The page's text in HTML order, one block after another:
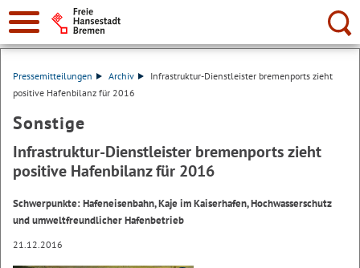
Suche:
Pressemitteilungen Archiv
Infrastruktur-Dienstleister bremenports zieht
positive Hafenbilanz für 2016
Sonstige
Infrastruktur-Dienstleister bremenports zieht
positive Hafenbilanz für 2016
Schwerpunkte: Hafeneisenbahn, Kaje im Kaiserhafen, Hochwasserschutz
und umweltfreundlicher Hafenbetrieb
21.12.2016